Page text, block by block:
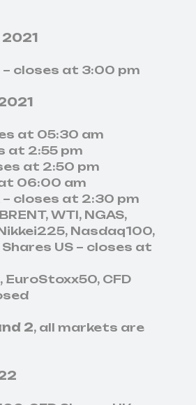
– closes at 3:00 pm
at 05:30 am
at 2:55 pm
at 2:50 pm
06:00 am
– closes at 2:30 pm
WTI, NGAS,
Nasdaq100,
Shares US – closes at
EuroStoxx50, CFD
2, all markets are
xác minh, quy định